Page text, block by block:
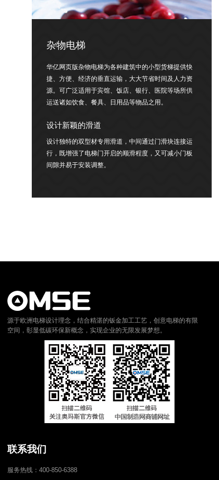
杂物电梯
华亿网页版杂物电梯为各种建筑中的小型货梯提供快
捷、方便、经济的垂直运输，大大节省时间及人力资
源。可广泛适用于宾馆、饭店、银行、医院等场所供
运送诸如饮食、餐具、日用品等物品之用。
设计新颖的滑道
设计独特的双型材专用滑道，中间通过门滑块连接运
行，既增强了电梯门开启的顺滑程度，又可减小门板
间隙并易于安装调整。
源于欧洲电梯设计理念，结合精湛的钣金加工工艺，创意电梯的有限
空间，彰显低碳环保新概念，实现企业的无限发展梦想。
联系我们
服务热线：400-850-6388